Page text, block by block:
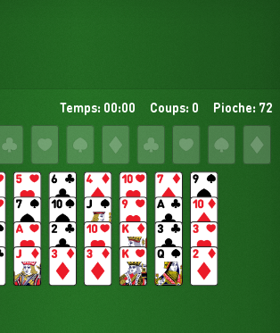
Temps: 00:00 Coups: 0 Pioche: 72